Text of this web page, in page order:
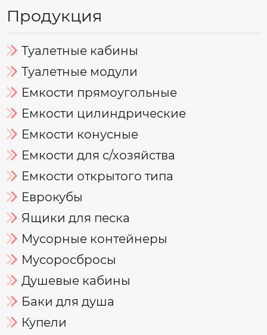
Продукция
Туалетные кабины
Туалетные модули
Емкости прямоугольные
Емкости цилиндрические
Емкости конусные
Емкости для с/хозяйства
Емкости открытого типа
Еврокубы
Ящики для песка
Мусорные контейнеры
Мусоросбросы
Душевые кабины
Баки для душа
Купели